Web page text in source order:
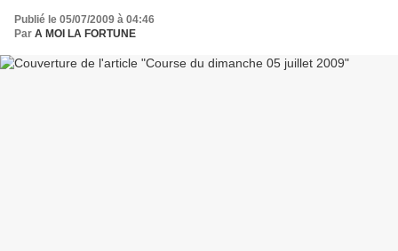
Publié le 05/07/2009 à 04:46
Par A MOI LA FORTUNE